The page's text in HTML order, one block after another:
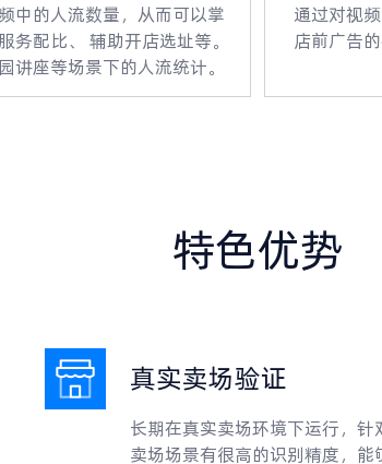
中的人流数量，从而可以掌
配比、 辅助开店选址等。
座等场景下的人流统计。
通过对视
店前广告
特色优势
真实卖场验证
长期在真实卖场环境下运行，针
卖场场景有很高的识别精度，能